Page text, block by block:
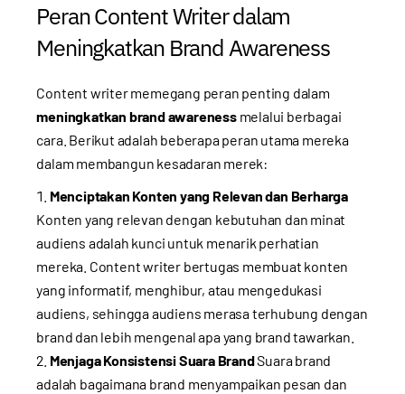
Peran Content Writer dalam
Meningkatkan Brand Awareness
Content writer memegang peran penting dalam
meningkatkan brand awarenessmelalui berbagai
cara. Berikut adalah beberapa peran utama mereka
dalam membangun kesadaran merek:
Menciptakan Konten yang Relevan dan Berharga
Konten yang relevan dengan kebutuhan dan minat
audiens adalah kunci untuk menarik perhatian
mereka. Content writer bertugas membuat konten
yang informatif, menghibur, atau mengedukasi
audiens, sehingga audiens merasa terhubung dengan
brand dan lebih mengenal apa yang brand tawarkan.
Menjaga Konsistensi Suara BrandSuara brand
adalah bagaimana brand menyampaikan pesan dan